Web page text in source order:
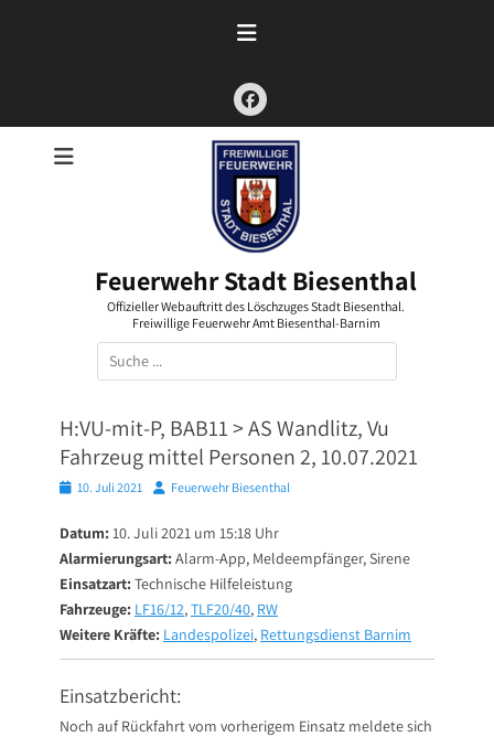
Facebook
Feuerwehr Stadt Biesenthal
Offizieller Webauftritt des Löschzuges Stadt Biesenthal.
Freiwillige Feuerwehr Amt Biesenthal-Barnim
Suchen
nach:
H:VU-mit-P, BAB11 > AS Wandlitz, Vu
Fahrzeug mittel Personen 2, 10.07.2021
Posted10. Juli 2021 AutorFeuerwehr Biesenthal
Datum: 10. Juli 2021 um 15:18 Uhr
Alarmierungsart: Alarm-App, Meldeempfänger, Sirene
Einsatzart: Technische Hilfeleistung
Fahrzeuge: LF16/12,TLF20/40, RW
Weitere Kräfte: Landespolizei, Rettungsdienst Barnim
Einsatzbericht:
Noch auf Rückfahrt vom vorherigem Einsatz meldete sich